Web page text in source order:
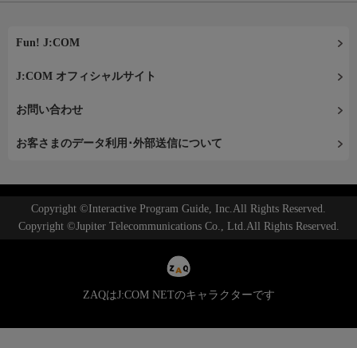
Fun! J:COM
J:COM オフィシャルサイト
お問い合わせ
お客さまのデータ利用･外部送信について
Copyright ©Interactive Program Guide, Inc.All Rights Reserved.
Copyright ©Jupiter Telecommunications Co., Ltd.All Rights Reserved.
ZAQはJ:COM NETのキャラクターです